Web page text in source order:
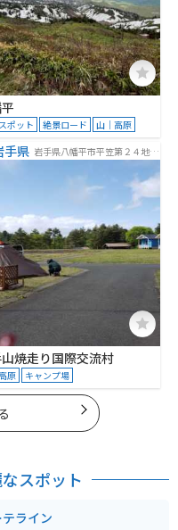
ポット 絶景ロード 山｜高原
手県 岩手県八幡平市平笠第２４地割
焼走り国際交流村
原 キャンプ場
スポット
ライン